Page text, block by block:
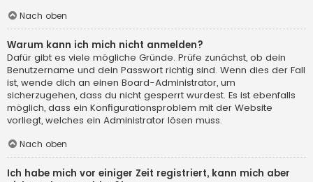
Nach oben
Warum kann ich mich nicht anmelden?
Dafür gibt es viele mögliche Gründe. Prüfe zunächst, ob dein
Benutzername und dein Passwort richtig sind. Wenn dies der Fall
ist, wende dich an einen Board-Administrator, um
sicherzugehen, dass du nicht gesperrt wurdest. Es ist ebenfalls
möglich, dass ein Konfigurationsproblem mit der Website
vorliegt, welches ein Administrator lösen muss.
Nach oben
Ich habe mich vor einiger Zeit registriert, kann mich aber